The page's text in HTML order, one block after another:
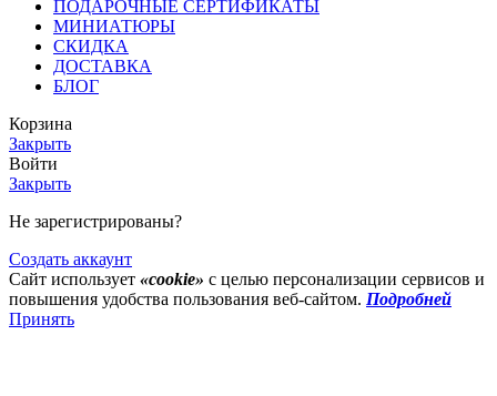
ПОДАРОЧНЫЕ СЕРТИФИКАТЫ
МИНИАТЮРЫ
СКИДКА
ДОСТАВКА
БЛОГ
Корзина
Закрыть
Войти
Закрыть
Не зарегистрированы?
Создать аккаунт
Сайт использует «cookie» с целью персонализации сервисов и
повышения удобства пользования веб-сайтом. Подробней
Принять